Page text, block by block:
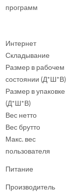
программ
Интернет
Складывание
Размер в рабочем
состоянии (Д*Ш*В)
Размер в упаковке
(Д*Ш*В)
Вес нетто
Вес брутто
Макс. вес
пользователя
Питание
Производитель